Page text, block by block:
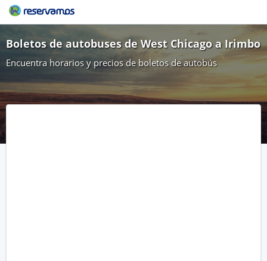
Boletos de autobuses de West Chicago a Irimbo
Encuentra horarios y precios de boletos de autobús